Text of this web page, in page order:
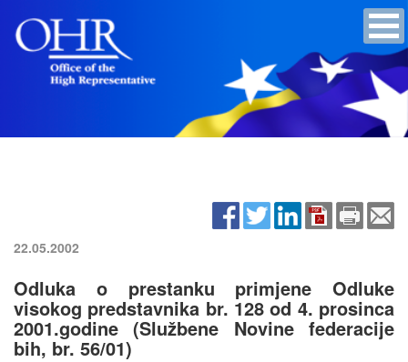
22.05.2002
Odluka o prestanku primjene Odluke
visokog predstavnika br. 128 od 4. prosinca
2001.godine (Službene Novine federacije
bih, br. 56/01)